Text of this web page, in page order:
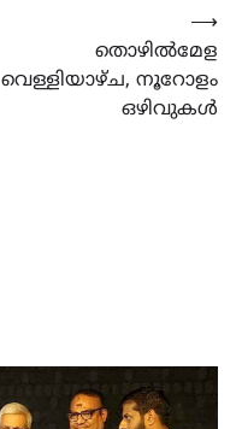
തൊഴിൽമേള
വെള്ളിയാഴ്ച, നൂറോളം
ഒഴിവുകൾ
⟶